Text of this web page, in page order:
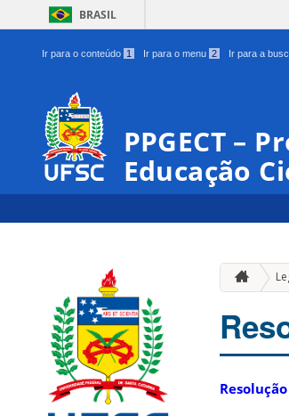
BRASIL
Ir para o conteúdo 1 Ir para o menu 2 Ir para a
PPGECT –
Educação